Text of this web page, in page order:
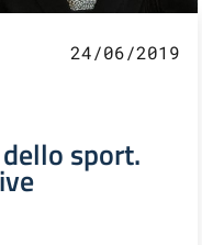
24/06/2019
sport.